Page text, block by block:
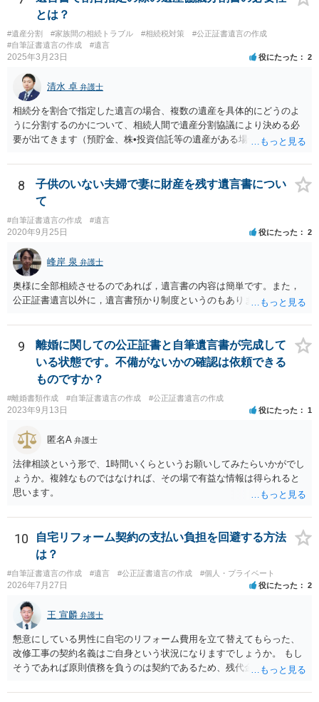
らめるしかないと思います。
とは？
#遺産分割 #家族間の相続トラブル #相続税対策
#公正証書遺言の作成
#自筆証書遺言の作成
#遺言
2025年3月23日 役にたった 2
清水 卓 弁護士
相続分を割合で指定した遺言の場合、複数の遺産を具体的にどうのよ
うに分割するのかについて、相続人間で遺産分割協議により決める必
要が出てきます（預貯金、株•投資信託等の遺産がある場合に、どの遺
投資信託は他の相続人にというような分け方をするのか等について
は、相続人間で遺産分割協議により決める必要があります）。
8
子供のいない夫婦で妻に財産を残す遺言書につい
て
#自筆証書遺言の作成 #遺言
2020年9月25日 役にたった 2
峰岸 泉 弁護士
奥様に全部相続させるのであれば，遺言書の内容は簡単です。また，
公正証書遺言以外に，遺言書預かり制度というのもあります。
9
離婚に関しての公正証書と自筆遺言書が完成して
いる状態です。不備がないかの確認は依頼できる
ものですか？
#離婚書類作成 #自筆証書遺言の作成 #公正証書遺言の作成
2023年9月13日 役にたった 1
匿名A 弁護士
法律相談という形で、1時間いくらというお願いしてみたらいかがでし
ょうか。複雑なものではなければ、その場で有益な情報は得られると
思います。
10
自宅リフォーム契約の支払い負担を回避する方法
は？
#自筆証書遺言の作成 #遺言 #公正証書遺言の作成 #個人・プライベート
2026年7月27日 役にたった 2
王 宣麟 弁護士
懇意にしている男性に自宅のリフォーム費用を立て替えてもらった、
改修工事の契約名義はご自身という状況になりますでしょうか。 もし
そうであれば原則債務を負うのは契約であるため、残代金を捻出して
ます。 入籍した場合でも、原則契約者が単独で全ての債務を負うこと